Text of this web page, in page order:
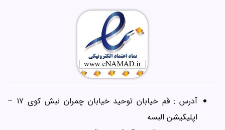
آدرس : قم خیابان توحید خیابان چمران نبش کوی ۱۷ –
اپلیکیشن البسه